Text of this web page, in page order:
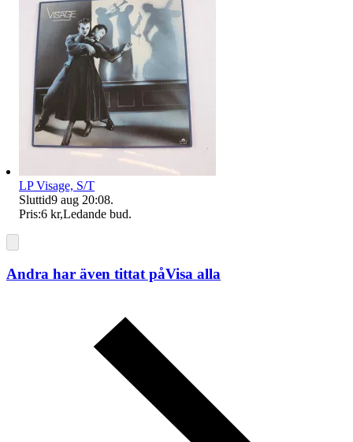
LP Visage, S/T
Sluttid9 aug 20:08.
Pris:6 kr,Ledande bud.
Andra har även tittat påVisa alla